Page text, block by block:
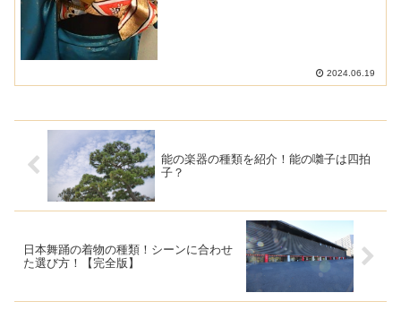
2024.06.19
能の楽器の種類を紹介！能の囃子は四拍
子？
日本舞踊の着物の種類！シーンに合わせ
た選び方！【完全版】